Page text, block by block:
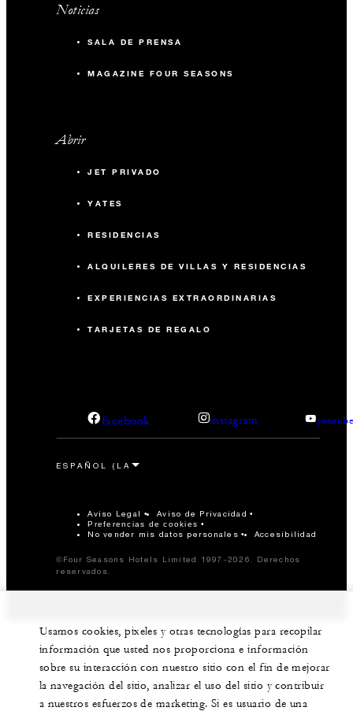
Noticias
SALA DE PRENSA
MAGAZINE FOUR SEASONS
Abrir
JET PRIVADO
YATES
RESIDENCIAS
ALQUILERES DE VILLAS Y RESIDENCIAS
EXPERIENCIAS EXTRAORDINARIAS
TARJETAS DE REGALO
facebook instagram
Aviso Legal Aviso de Privacidad
Preferencias de cookies
No vender mis datos personales Accesibilidad
©Four Seasons Hotels Limited 1997-2026. Derechos
reservados.
Usamos cookies, pixeles y otras tecnologías para recopilar
información que usted nos proporciona e información
sobre su interacción con nuestro sitio con el fin de mejorar
la navegación del sitio, analizar el uso del sitio y contribuir
a nuestros esfuerzos de marketing. Si es usuario de una